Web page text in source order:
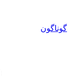
گوناگون